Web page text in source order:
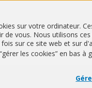
sur votre ordinateur.
de vous. Nous utilisons
sur ce site web et sur
les cookies” en bas